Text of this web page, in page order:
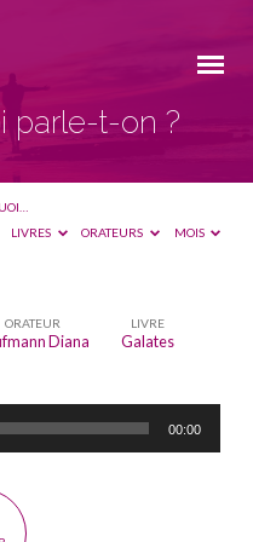
parle-t-on ?
LIVRES ORATEURS MOIS
ORATEUR
Diana
LIVRE
Galates
00:00